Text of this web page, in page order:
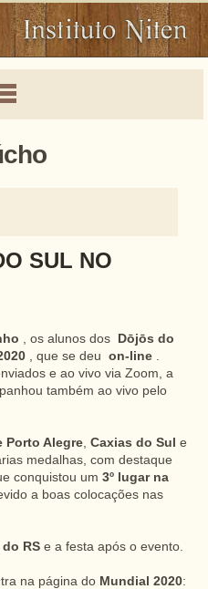
SUL NO
, os alunos dos
Dōjōs do
, que se deu on-line .
e ao vivo via Zoom, a
também ao vivo pelo
Porto Alegre, Caxias do Sul e
medalhas, com destaque
conquistou um 3ºlugar na
a boas colocações nas
RSe a festa após o evento.
na página do Mundial 2020: